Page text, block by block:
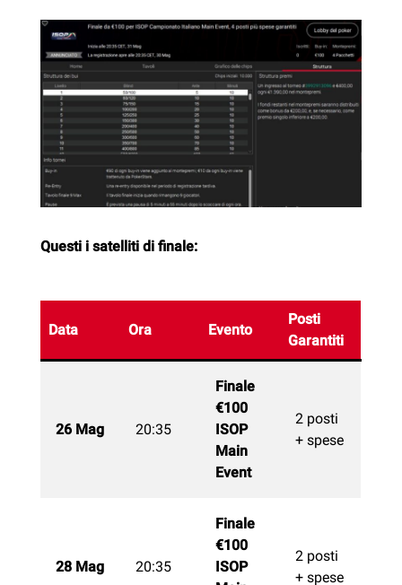
Questi i satelliti di finale:
Data Ora Evento
Posti
Garantiti
26 Mag 20:35
Finale
€100
ISOP
Main
Event
2 posti
+ spese
28 Mag 20:35
Finale
€100
ISOP
2 posti
+ spese